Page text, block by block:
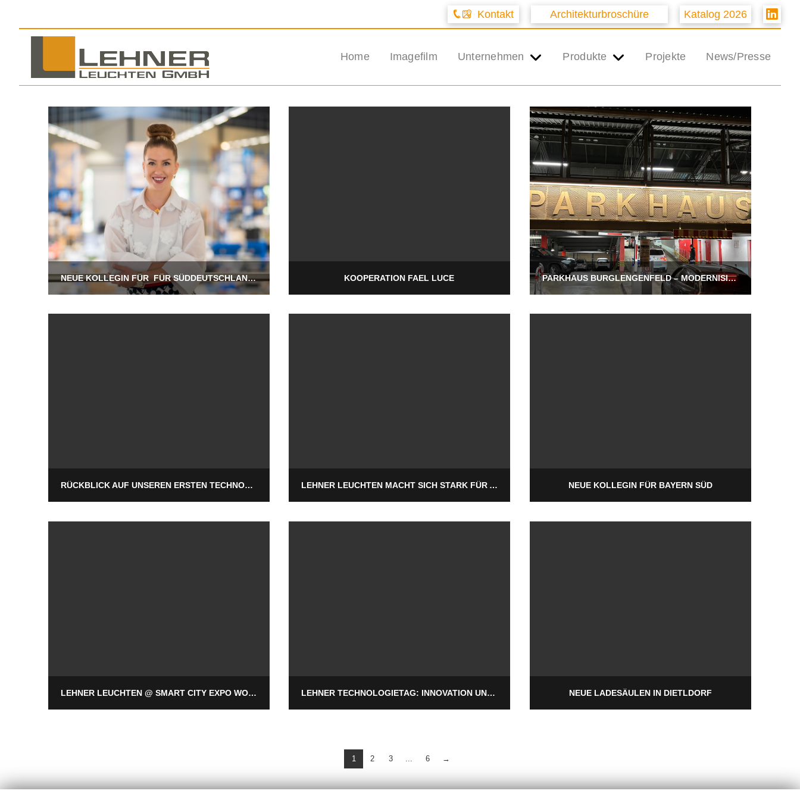
Kontakt Architekturbroschüre Katalog 2026
Home Imagefilm Unternehmen Produkte Projekte News/Presse
NEUE KOLLEGIN FÜR FÜR SÜDDEUTSCHLAND, ÖSTERREICH UND DIE SCHWEIZ KOOPERATION FAEL LUCE PARKHAUS BURGLENGENFELD – MODERNISIERUNG DER AUSSENBELEUCHTUNG
RÜCKBLICK AUF UNSEREN ERSTEN TECHNOLOGIETAG – UND WARUM WIR NOCH IMMER ÜBERWÄLTIGT SIND LEHNER LEUCHTEN MACHT SICH STARK FÜR AZUBIS NEUE KOLLEGIN FÜR BAYERN SÜD
LEHNER LEUCHTEN @ SMART CITY EXPO WORLD CONGRESS LEHNER TECHNOLOGIETAG: INNOVATION UND VERNETZUNG IN BURGLENGENFELD NEUE LADESÄULEN IN DIETLDORF
1 2 3 ... 6 →